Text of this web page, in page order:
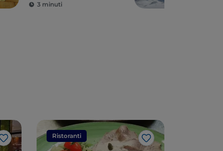
3 minuti
Like
Ristoranti
Like